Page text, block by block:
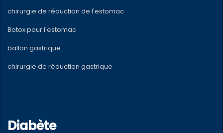
chirurgie de réduction de l'estomac
Botox pour l'estomac
ballon gastrique
chirurgie de réduction gastrique
Diabète